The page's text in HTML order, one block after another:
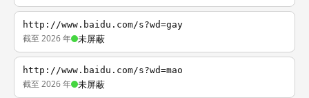
http://www.baidu.com/s?wd=gay
截至 2026 年 未屏蔽
http://www.baidu.com/s?wd=mao
截至 2026 年 未屏蔽